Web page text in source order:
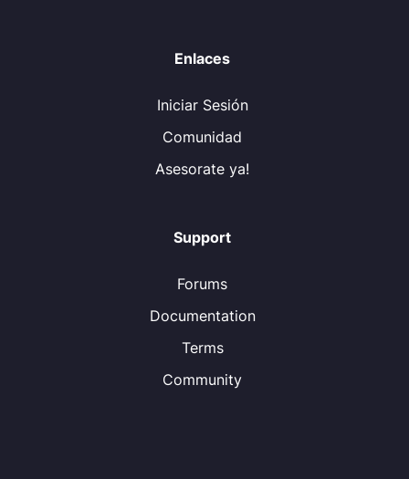
Enlaces
Iniciar Sesión
Comunidad
Asesorate ya!
Support
Forums
Documentation
Terms
Community